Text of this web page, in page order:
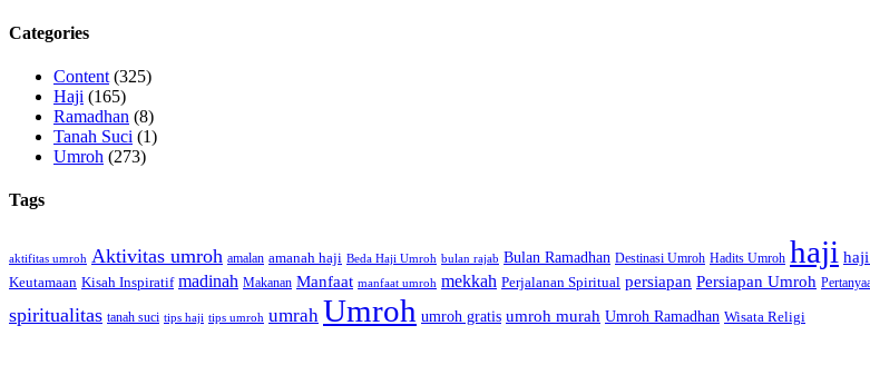
Categories
Content (325)
Haji (165)
Ramadhan (8)
Tanah Suci (1)
Umroh (273)
Tags
aktifitas umroh Aktivitas umroh amalan amanah haji Beda Haji Umroh bulan rajab Bulan Ramadhan Destinasi Umroh Hadits Umroh haji
Keutamaan Kisah Inspiratif madinah Makanan Manfaat manfaat umroh mekkah Perjalanan Spiritual persiapan Persiapan Umroh
spiritualitas tanah suci tips haji tips umroh umrah Umroh umroh gratis umroh murah Umroh Ramadhan Wisata Religi